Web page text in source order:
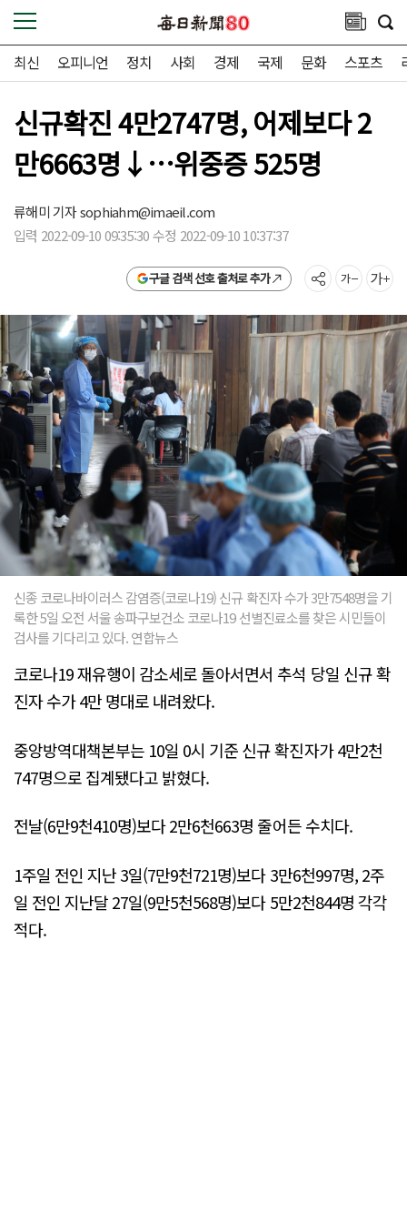
최신 오피니언 정치 사회 경제 국제 문화 스포츠
신규확진 4만2747명, 어제보다 2
만6663명↓…위중증 525명
류해미 기자sophiahm@imaeil.com
입력 2022-09-10 09:35:30 수정 2022-09-10 10:37:37
구글 검색 선호 출처로 추가
신종 코로나바이러스 감염증(코로나19) 신규 확진자 수가 3만7548명을 기
록한 5일 오전 서울 송파구보건소 코로나19 선별진료소를 찾은 시민들이
검사를 기다리고 있다. 연합뉴스
코로나19 재유행이 감소세로 돌아서면서 추석 당일 신규 확
진자 수가 4만 명대로 내려왔다.
중앙방역대책본부는 10일 0시 기준 신규 확진자가 4만2천
747명으로 집계됐다고 밝혔다.
전날(6만9천410명)보다 2만6천663명 줄어든 수치다.
1주일 전인 지난 3일(7만9천721명)보다 3만6천997명, 2주
일 전인 지난달 27일(9만5천568명)보다 5만2천844명 각각
적다.